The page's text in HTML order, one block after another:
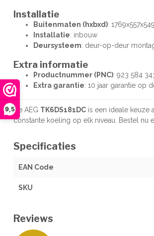
9,5
Installatie
Buitenmaten (hxbxd):
Installatie: inbouw
Deursysteem: deur-op-deur
Extra informatie
Productnummer (PNC): 923 584
Extra garantie: 10 jaar garantie op
De AEG TK6DS181DC is een ideale keuze
constante koeling op elk niveau. Bestel nu
Specificaties
EAN Code
SKU
Reviews